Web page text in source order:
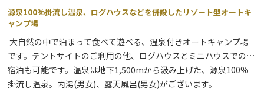
源泉100%掛流し温泉、ログハウスなどを併設したリゾート型オートキ
ャンプ場
大自然の中で泊まって食べて遊べる、温泉付きオートキャンプ場
です。テントサイトのご利用の他、ログハウスとミニハウスでのご
宿泊も可能です。温泉は地下1,500mから汲み上げた、源泉100%
掛流し温泉。内湯(男女)、露天風呂(男女)がございます。